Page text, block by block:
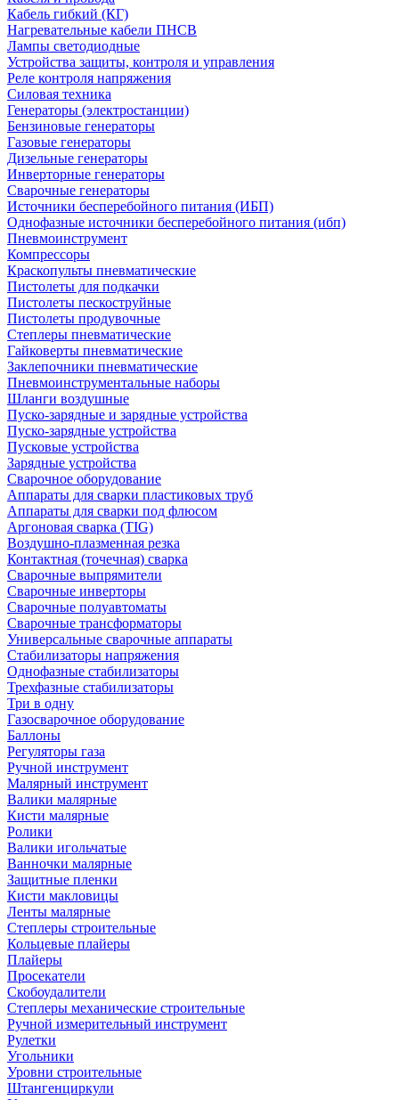
Кабель гибкий (КГ)
Нагревательные кабели ПНСВ
Лампы светодиодные
Устройства защиты, контроля и управления
Реле контроля напряжения
Силовая техника
Генераторы (электростанции)
Бензиновые генераторы
Газовые генераторы
Дизельные генераторы
Инверторные генераторы
Сварочные генераторы
Источники бесперебойного питания (ИБП)
Однофазные источники бесперебойного питания (ибп)
Пневмоинструмент
Компрессоры
Краскопульты пневматические
Пистолеты для подкачки
Пистолеты пескоструйные
Пистолеты продувочные
Степлеры пневматические
Гайковерты пневматические
Заклепочники пневматические
Пневмоинструментальные наборы
Шланги воздушные
Пуско-зарядные и зарядные устройства
Пуско-зарядные устройства
Пусковые устройства
Зарядные устройства
Сварочное оборудование
Аппараты для сварки пластиковых труб
Аппараты для сварки под флюсом
Аргоновая сварка (TIG)
Воздушно-плазменная резка
Контактная (точечная) сварка
Сварочные выпрямители
Сварочные инверторы
Сварочные полуавтоматы
Сварочные трансформаторы
Универсальные сварочные аппараты
Стабилизаторы напряжения
Однофазные стабилизаторы
Трехфазные стабилизаторы
Три в одну
Газосварочное оборудование
Баллоны
Регуляторы газа
Ручной инструмент
Малярный инструмент
Валики малярные
Кисти малярные
Ролики
Валики игольчатые
Ванночки малярные
Защитные пленки
Кисти макловицы
Ленты малярные
Степлеры строительные
Кольцевые плайеры
Плайеры
Просекатели
Скобоудалители
Степлеры механические строительные
Ручной измерительный инструмент
Рулетки
Угольники
Уровни строительные
Штангенциркули